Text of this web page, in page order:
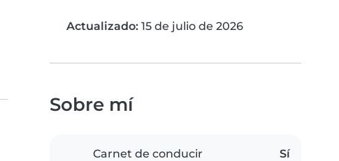
Actualizado: 15 de julio de 2026
Sobre mí
Carnet de conducir Sí